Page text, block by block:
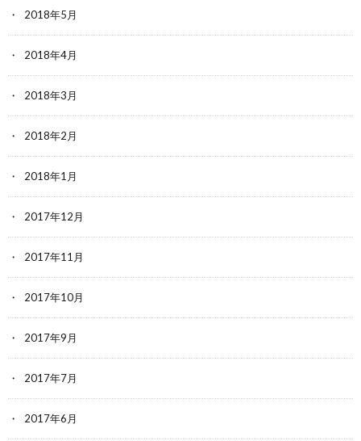
2018年5月
2018年4月
2018年3月
2018年2月
2018年1月
2017年12月
2017年11月
2017年10月
2017年9月
2017年7月
2017年6月